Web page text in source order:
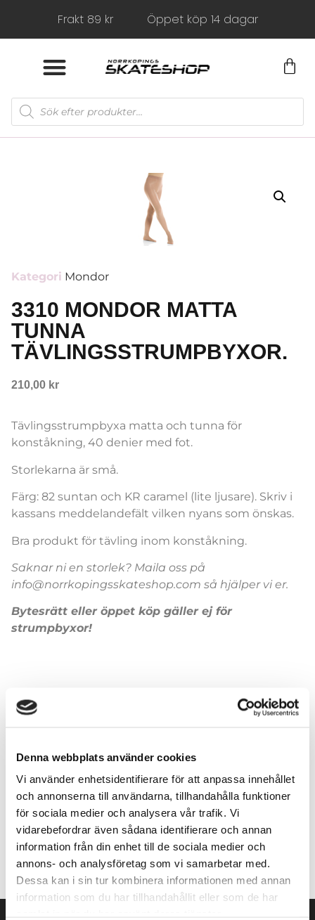
Denna webbplats använder cookies
Vi använder enhetsidentifierare för att anpassa innehållet
och annonserna till användarna, tillhandahålla funktioner
för sociala medier och analysera vår trafik. Vi
vidarebefordrar även sådana identifierare och annan
information från din enhet till de sociala medier och
annons- och analysföretag som vi samarbetar med.
Dessa kan i sin tur kombinera informationen med annan
information som du har tillhandahållit eller som de har
Frakt 89 kr Öppet köp 14 dagar
Kategori Mondor
3310 MONDOR MATTA
TUNNA
TÄVLINGSSTRUMPBYXOR.
210,00 kr
Tävlingsstrumpbyxa matta och tunna för
konståkning, 40 denier med fot.
Storlekarna är små.
Färg: 82 suntan och KR caramel (lite ljusare). Skriv i
kassans meddelandefält vilken nyans som önskas.
Bra produkt för tävling inom konståkning.
Saknar ni en storlek? Maila oss på
info@norrkopingsskateshop.com så hjälper vi er.
Bytesrätt eller öppet köp gäller ej för
strumpbyxor!
Lägg till i varukorg